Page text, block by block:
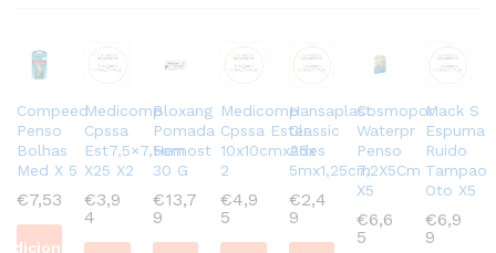
Compeed
Penso
Bolhas
Med X 5
€7,53
Adicionar
Medicomp
Cpssa
Est7,5×7,5cm
X25 X2
€3,9
4
Bloxang
Pomada
Hemost
30 G
€13,7
9
Medicomp
Cpssa Ester
10x10cmx25x
2
€4,9
5
Hansaplast
Classic
Ades
5mx1,25cm
€2,4
9
Cosmopor
Waterpr
Penso
7,2X5Cm
X5
€6,6
5
Mack S
Espuma
Ruido
Tampao
Oto X5
€6,9
9